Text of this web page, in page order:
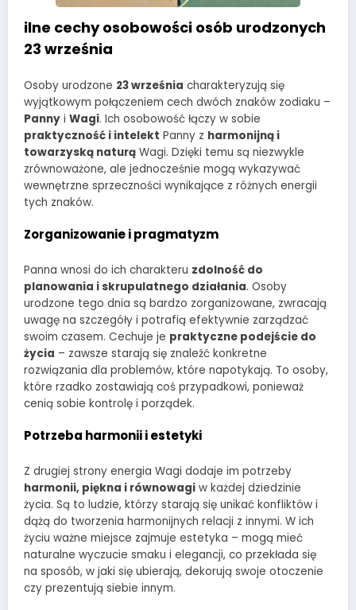
ilne cechy osobowości osób urodzonych
23 września
Osoby urodzone 23 września charakteryzują się
wyjątkowym połączeniem cech dwóch znaków zodiaku –
Panny i Wagi. Ich osobowość łączy w sobie
praktyczność i intelekt Panny z harmonijną i
towarzyską naturą Wagi. Dzięki temu są niezwykle
zrównoważone, ale jednocześnie mogą wykazywać
wewnętrzne sprzeczności wynikające z różnych energii
tych znaków.
Zorganizowanie i pragmatyzm
Panna wnosi do ich charakteru zdolność do
planowania i skrupulatnego działania. Osoby
urodzone tego dnia są bardzo zorganizowane, zwracają
uwagę na szczegóły i potrafią efektywnie zarządzać
swoim czasem. Cechuje je praktyczne podejście do
życia – zawsze starają się znaleźć konkretne
rozwiązania dla problemów, które napotykają. To osoby,
które rzadko zostawiają coś przypadkowi, ponieważ
cenią sobie kontrolę i porządek.
Potrzeba harmonii i estetyki
Z drugiej strony energia Wagi dodaje im potrzeby
harmonii, piękna i równowagi w każdej dziedzinie
życia. Są to ludzie, którzy starają się unikać konfliktów i
dążą do tworzenia harmonijnych relacji z innymi. W ich
życiu ważne miejsce zajmuje estetyka – mogą mieć
naturalne wyczucie smaku i elegancji, co przekłada się
na sposób, w jaki się ubierają, dekorują swoje otoczenie
czy prezentują siebie innym.